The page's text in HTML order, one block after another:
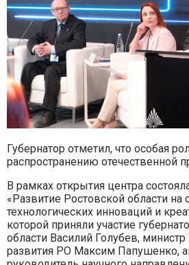
Губернатор отметил, что особая
распространению отечественной
В рамках открытия центра
«Развитие Ростовской области на
технологических инноваций и
которой приняли участие
области Василий Голубев,
развития РО Максим Папушенко,